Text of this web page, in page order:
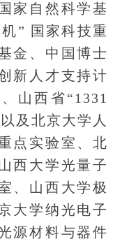
自然科学基
” 国家科技重
金、中国博士
新人才支持计
山西省“1331
及北京大学人
点实验室、北
西大学光量子
、山西大学极
大学纳光电子
源材料与器件